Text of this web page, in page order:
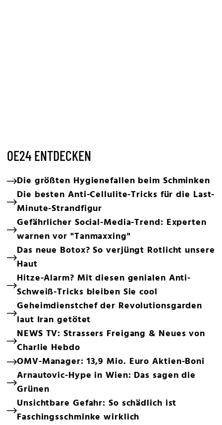
OE24 ENTDECKEN
Die größten Hygienefallen beim Schminken
Die besten Anti-Cellulite-Tricks für die Last-
Minute-Strandfigur
Gefährlicher Social-Media-Trend: Experten
warnen vor "Tanmaxxing"
Das neue Botox? So verjüngt Rotlicht unsere
Haut
Hitze-Alarm? Mit diesen genialen Anti-
Schweiß-Tricks bleiben Sie cool
Geheimdienstchef der Revolutionsgarden
laut Iran getötet
NEWS TV: Strassers Freigang & Neues von
Charlie Hebdo
OMV-Manager: 13,9 Mio. Euro Aktien-Boni
Arnautovic-Hype in Wien: Das sagen die
Grünen
Unsichtbare Gefahr: So schädlich ist
Faschingsschminke wirklich